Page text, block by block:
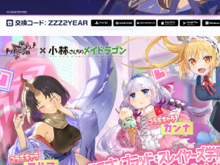
ピックアップ
電ファミのいま読まれている記事ランキング
アプリセール情報
インタビュー